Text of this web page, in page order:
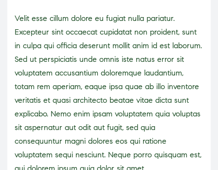
Velit esse cillum dolore eu fugiat nulla pariatur.
Excepteur sint occaecat cupidatat non proident, sunt
in culpa qui officia deserunt mollit anim id est laborum.
Sed ut perspiciatis unde omnis iste natus error sit
voluptatem accusantium doloremque laudantium,
totam rem aperiam, eaque ipsa quae ab illo inventore
veritatis et quasi architecto beatae vitae dicta sunt
explicabo. Nemo enim ipsam voluptatem quia voluptas
sit aspernatur aut odit aut fugit, sed quia
consequuntur magni dolores eos qui ratione
voluptatem sequi nesciunt. Neque porro quisquam est,